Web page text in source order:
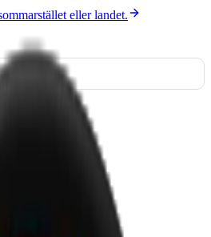
eller landet.